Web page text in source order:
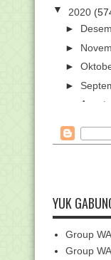
▼ 2020
►
►
►
►
Siswa
YUK
Group
Group